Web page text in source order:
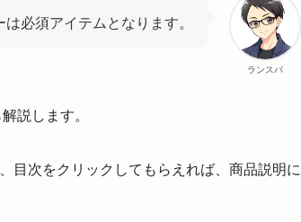
ランスパ
必須アイテムとなります。
説します。
目次をクリックしてもらえれば、商品説明に